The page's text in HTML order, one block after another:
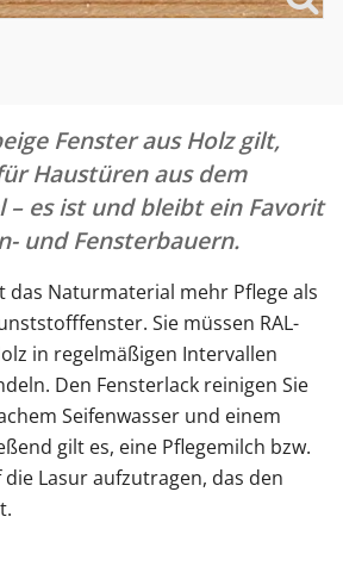
Fenster aus Holz gilt,
Haustüren aus dem
es ist und bleibt ein Favorit
und Fensterbauern.
Naturmaterial mehr Pflege als
Sie müssen RAL-
in regelmäßigen Intervallen
Den Fensterlack reinigen Sie
Seifenwasser und einem
gilt es, eine Pflegemilch bzw.
Lasur aufzutragen, das den